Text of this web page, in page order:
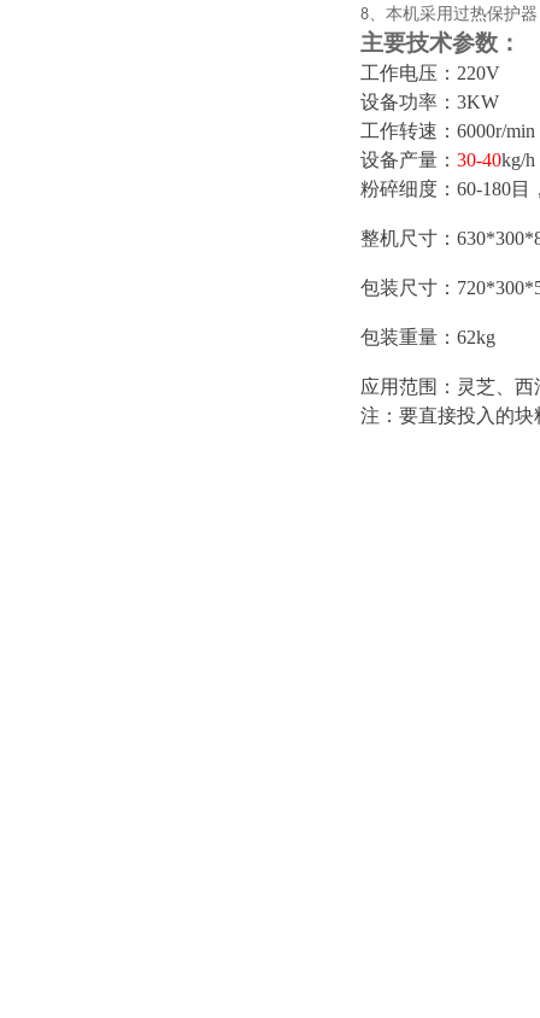
8、 本机采用过热保护
主要技术参数：
工作电压： 220V
设备功率： 3KW
工作转速： 6000r/min
设备产量： 30-40kg/h
粉碎细度： 60-180目
整机尺寸 ：
包装尺寸：
包装重量 ： 62kg
应用范围：灵芝、
注：要直接投入的